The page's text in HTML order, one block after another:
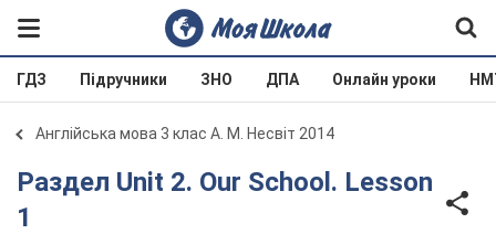
ГДЗ Підручники ЗНО ДПА Онлайн уроки
Англійська мова 3 клас А. М. Несвіт 2014
Раздел Unit 2. Our School. Lesson
1